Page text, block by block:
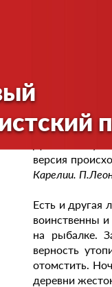
На месте
крест. Луис
запечатлеть
миру руны
него и было
Когда же
русских и
а это около
всей
Далее их
версия
Карелии.
Есть и другая
воинственны
на рыбалке.
верность
отомстить.
деревни